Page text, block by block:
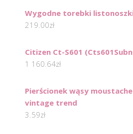
Wygodne torebki
219.00zł
Citizen Ct-S601
1 160.64zł
Pierścionek wąsy
vintage trend
3.59zł